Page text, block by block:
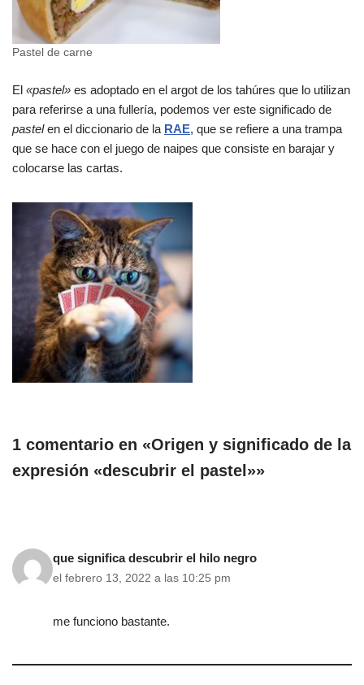
Pastel de carne
El «pastel» es adoptado en el argot de los tahúres que lo utilizan
para referirse a una fullería, podemos ver este significado de
pastelen el diccionario de la RAE, que se refiere a una trampa
que se hace con el juego de naipes que consiste en barajar y
colocarse las cartas.
1 comentario en «Origen y significado de la
expresión «descubrir el pastel»»
que significa descubrir el hilo negro
el febrero 13, 2022 a las 10:25 pm
me funciono bastante.